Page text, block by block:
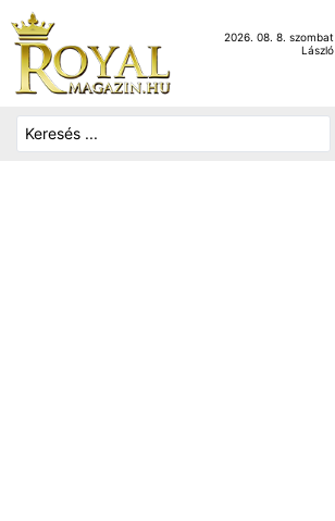
2026. 08. 8. szombat
László